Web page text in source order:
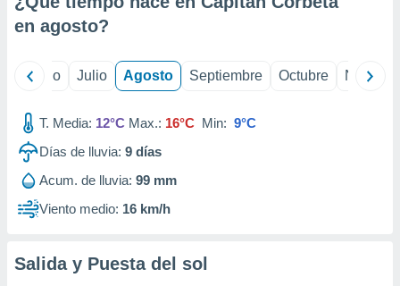
e
publicidad
publicidad
de
en agosto?
Junio Julio Agosto Septiembre Octubre
T. Media: 12°C Max.: 16°C Min: 9°C
Días de lluvia: 9 días
Acum. de lluvia: 99 mm
Viento medio: 16 km/h
Salida y Puesta del sol